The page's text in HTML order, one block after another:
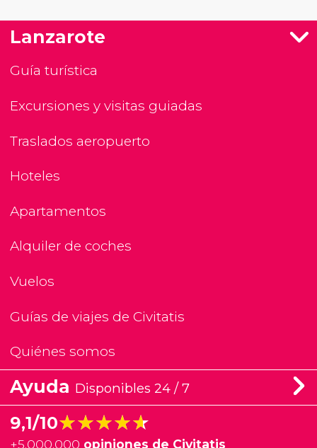
Lanzarote
Guía turística
Excursiones y visitas guiadas
Traslados aeropuerto
Hoteles
Apartamentos
Alquiler de coches
Vuelos
Guías de viajes de Civitatis
Quiénes somos
Ayuda Disponibles 24 / 7
9,1/10★★★★★
★★★★★
+5.000.000 opiniones de Civitatis